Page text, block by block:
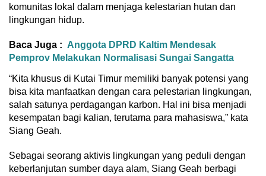
komunitas lokal dalam menjaga kelestarian hutan dan
lingkungan hidup.
Baca Juga : Anggota DPRD Kaltim Mendesak
Pemprov Melakukan Normalisasi Sungai Sangatta
“Kita khusus di Kutai Timur memiliki banyak potensi yang
bisa kita manfaatkan dengan cara pelestarian lingkungan,
salah satunya perdagangan karbon. Hal ini bisa menjadi
kesempatan bagi kalian, terutama para mahasiswa,” kata
Siang Geah.
Sebagai seorang aktivis lingkungan yang peduli dengan
keberlanjutan sumber daya alam, Siang Geah berbagi